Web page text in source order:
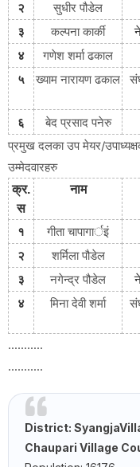
२
सुधीर पौडेल
३
कल्पना कार्की
४
गणेश शर्मा ढकाल
५
ख्याम नारायण ढकाल
६ बेद प्रसाद पनेरु
प्रमुख दलका उप मेयर/
उम्मेदवारहरु
क्र.
स
नाम
१ गीताचापागार्इं
२
शर्मिला पौडेल
३
नगेन्द्र पौडेल
४
मिना देवी शर्मा
...........
...........
District: Syangja
Chaupari Village